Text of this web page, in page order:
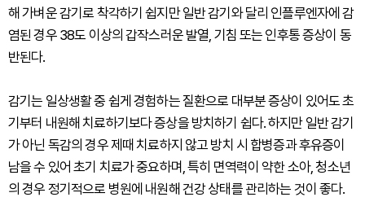
해 가벼운 감기로 착각하기 쉽지만 일반 감기와 달리 인플루엔자에 감
염된 경우 38도 이상의 갑작스러운 발열, 기침 또는 인후통 증상이 동
반된다.
감기는 일상생활 중 쉽게 경험하는 질환으로 대부분 증상이 있어도 초
기부터 내원해 치료하기보다 증상을 방치하기 쉽다. 하지만 일반 감기
가 아닌 독감의 경우 제때 치료하지 않고 방치 시 합병증과 후유증이
남을 수 있어 초기 치료가 중요하며, 특히 면역력이 약한 소아, 청소년
의 경우 정기적으로 병원에 내원해 건강 상태를 관리하는 것이 좋다.